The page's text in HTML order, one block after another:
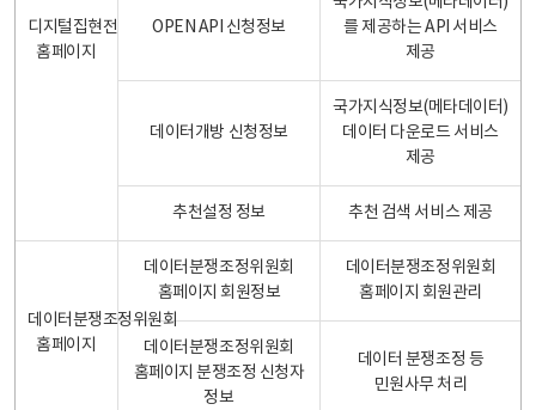
디지털집현전
홈페이지
OPEN API 신청정보
를 제공하는 API 서비스
제공
데이터개방 신청정보
국가지식정보(메타데이터)
데이터 다운로드 서비스
제공
추천설정 정보 추천 검색 서비스 제공
데이터분쟁조정위원회
홈페이지
데이터분쟁조정위원회
홈페이지 회원정보
데이터분쟁조정위원회
홈페이지 회원관리
데이터분쟁조정위원회
홈페이지 분쟁조정 신청자
정보
데이터 분쟁조정 등
민원사무 처리